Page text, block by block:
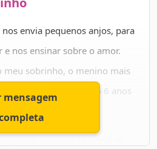
especial e não se esqueça de
Feliz aniversário,
envia pequenos anjos, para
nos ensinar sobre o amor.
meu sobrinho, o menino mais
que está completando 6 anos
mensagem